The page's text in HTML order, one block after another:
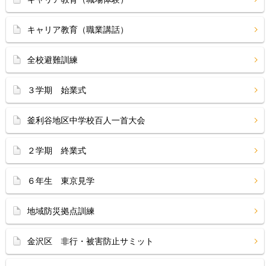
キャリア教育（職業講話）
全校避難訓練
３学期 始業式
釜利谷地区中学校百人一首大会
２学期 終業式
６年生 東京見学
地域防災拠点訓練
金沢区 非行・被害防止サミット